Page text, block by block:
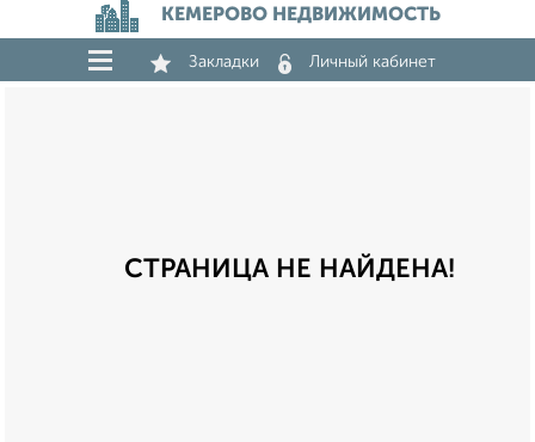
КЕМЕРОВО НЕДВИЖИМОСТЬ
Закладки Личный кабинет
СТРАНИЦА НЕ НАЙДЕНА!